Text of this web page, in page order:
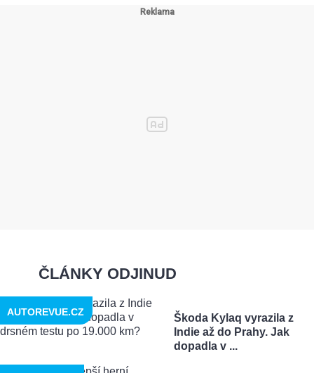
ČLÁNKY ODJINUD
Škoda Kylaq vyrazila z
Indie až do Prahy. Jak
dopadla v ...
AUTOREVUE.CZ